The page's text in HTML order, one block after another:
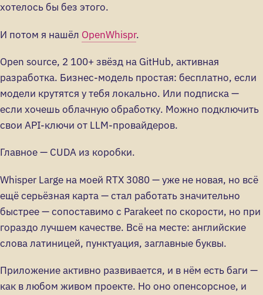
хотелось бы без этого.
И потом я нашёл OpenWhispr.
Open source, 2 100+ звёзд на GitHub, активная
разработка. Бизнес-модель простая: бесплатно, если
модели крутятся у тебя локально. Или подписка —
если хочешь облачную обработку. Можно подключить
свои API-ключи от LLM-провайдеров.
Главное — CUDA из коробки.
Whisper Large на моей RTX 3080 — уже не новая, но всё
ещё серьёзная карта — стал работать значительно
быстрее — сопоставимо с Parakeet по скорости, но при
гораздо лучшем качестве. Всё на месте: английские
слова латиницей, пунктуация, заглавные буквы.
Приложение активно развивается, и в нём есть баги —
как в любом живом проекте. Но оно опенсорсное, и